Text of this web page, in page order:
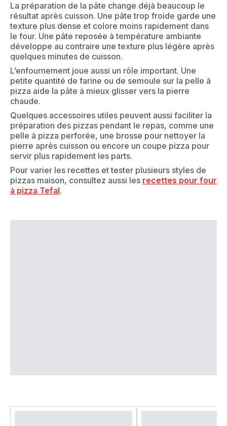
La préparation de la pâte change déjà beaucoup le
résultat après cuisson. Une pâte trop froide garde une
texture plus dense et colore moins rapidement dans
le four. Une pâte reposée à température ambiante
développe au contraire une texture plus légère après
quelques minutes de cuisson.
L’enfournement joue aussi un rôle important. Une
petite quantité de farine ou de semoule sur la pelle à
pizza aide la pâte à mieux glisser vers la pierre
chaude.
Quelques accessoires utiles peuvent aussi faciliter la
préparation des pizzas pendant le repas, comme une
pelle à pizza perforée, une brosse pour nettoyer la
pierre après cuisson ou encore un coupe pizza pour
servir plus rapidement les parts.
Pour varier les recettes et tester plusieurs styles de
pizzas maison, consultez aussi les recettes pour four
à pizza Tefal.